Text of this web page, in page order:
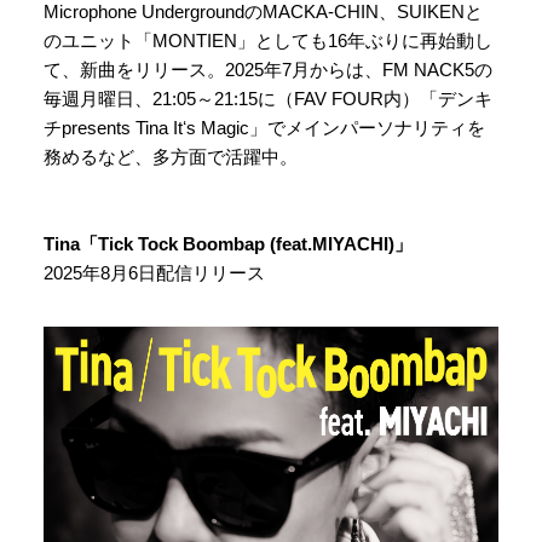
Microphone UndergroundのMACKA-CHIN、SUIKENと
のユニット「MONTIEN」としても16年ぶりに再始動し
て、新曲をリリース。2025年7⽉からは、FM NACK5の
毎週⽉曜⽇、21:05～21:15に（FAV FOUR内）「デンキ
チpresents Tina Itʻs Magic」でメインパーソナリティを
務めるなど、多方面で活躍中。
Tina「Tick Tock Boombap (feat.MIYACHI)」
2025年8月6日配信リリース